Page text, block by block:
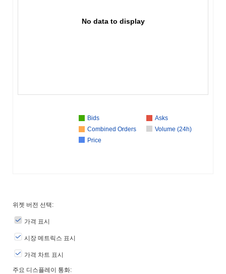
No data to display
Bids
Asks
Combined Orders
Volume (24h)
Price
위젯 버전 선택:
가격 표시
시장 메트릭스 표시
가격 차트 표시
주요 디스플레이 통화: